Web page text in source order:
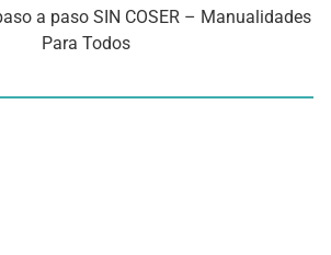
a paso SIN COSER – Manualidades
Para Todos